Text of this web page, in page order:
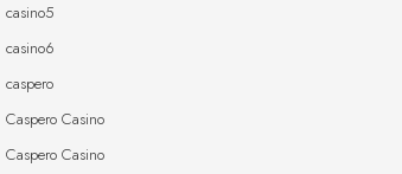
casino5
casino6
caspero
Caspero Casino
Caspero Casino